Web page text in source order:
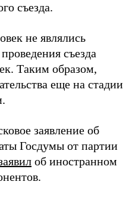
съезда.
не являлись
съезда
Таким образом,
еще на стадии
заявление об
Госдумы от партии
об иностранном